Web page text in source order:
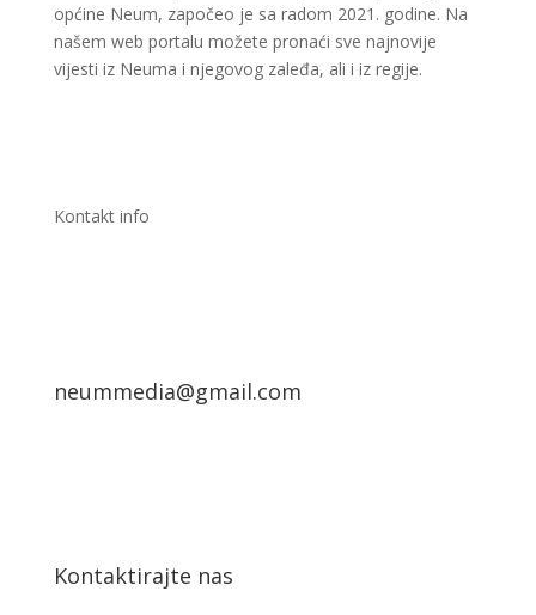
općine Neum, započeo je sa radom 2021. godine. Na
našem web portalu možete pronaći sve najnovije
vijesti iz Neuma i njegovog zaleđa, ali i iz regije.
Kontakt info
neummedia@gmail.com
Kontaktirajte nas